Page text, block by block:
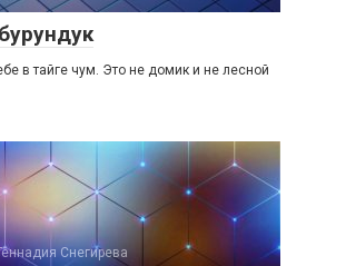
в тайге чум. Это не домик и не лесной
Снегирева